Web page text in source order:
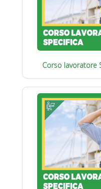
Corso lavoratore